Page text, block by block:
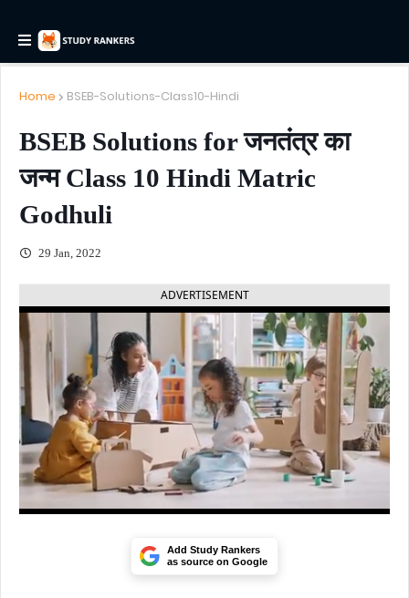
Home BSEB-Solutions-Class10-Hindi
BSEB Solutions for जनतंत्र का
जन्म Class 10 Hindi Matric
Godhuli
29 Jan, 2022
ADVERTISEMENT
Add Study Rankers
as source on Google